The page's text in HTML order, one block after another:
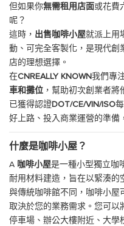
但如果你無需租用店面或花費
呢？
這時， 出售咖啡小屋就派上用
動、可完全客製化，是現代創
店的理想選擇。
在CNREALLY KNOWN我們專
車和攤位 ，幫助初次創業者將
已獲得認證DOT/CE/VIN/ISO
好上路、投入商業運營的準備
什麼是咖啡小屋 ？
A 咖啡小屋是一種小型獨立咖
耐用材料建造，旨在以緊湊的
與傳統咖啡館不同，咖啡小屋
取決於您的業務需求。您可以
停車場、辦公大樓附近、大學